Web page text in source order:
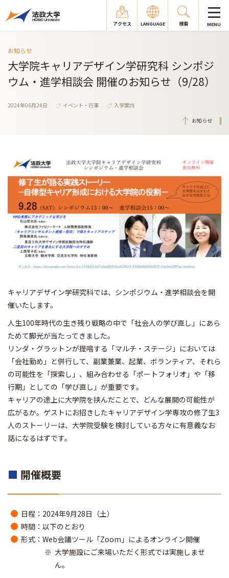
アクセス LANGUAGE 検索 MENU
お知らせ
大学院キャリアデザイン学研究科 シンポジ
ウム・進学相談会 開催のお知らせ（9/28）
2024年06月24日 イベント・行事
入学案内
お知らせ
キャリアデザイン学研究科では、シンポジウム・進学相談会を開
催いたします。
人生100年時代の生き残り戦略の中で「社会人の学び直し」にあら
ためて脚光が当たってきました。
リンダ・グラットンが提唱する「マルチ・ステージ」においては
「会社勤め」と併行して、副業兼業、起業、ボランティア、それら
の可能性を「探索し」、組み合わせる「ポートフォリオ」や「移
行期」としての「学び直し」が重要です。
キャリアの途上に大学院を挟んだことで、どんな展開の可能性が
広がるか。ゲストにお招きしたキャリアデザイン学専攻の修了生3
人のストーリーは、大学院受験を検討している方々に有意義なお
話になるはずです。
■ 開催概要
日程：2024年9月28日（土）
時間：以下のとおり
形式：Web会議ツール「Zoom」によるオンライン開催
大学施設にご来場いただく形式では実施しませ
ん。